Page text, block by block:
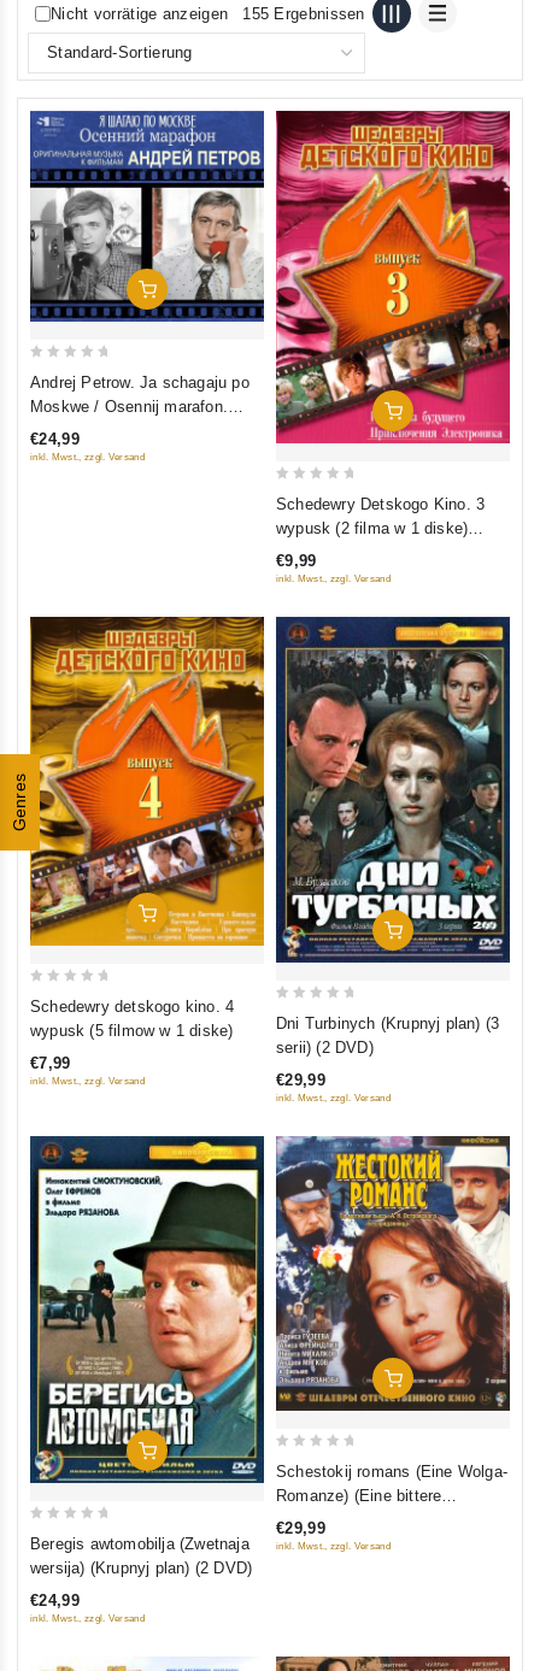
Genres
Nicht vorrätige anzeigen 155 Ergebnissen
In Den Warenkorb
5
Andrej Petrow. Ja schagaju po
Moskwe / Osennij marafon.
Originalnaja musyka k filmam
€24,99
inkl. Mwst., zzgl. Versand
In Den Warenkorb
5
Schedewry Detskogo Kino. 3
wypusk (2 filma w 1 diske)
(Gostja is buduschtschego.
Prikljutschenija Elektronika)
€9,99
inkl. Mwst., zzgl. Versand
In Den Warenkorb
5
Schedewry detskogo kino. 4
wypusk (5 filmow w 1 diske)
€7,99
inkl. Mwst., zzgl. Versand
In Den Warenkorb
5
Dni Turbinych (Krupnyj plan) (3
serii) (2 DVD)
€29,99
inkl. Mwst., zzgl. Versand
In Den Warenkorb
5
Beregis awtomobilja (Zwetnaja
wersija) (Krupnyj plan) (2 DVD)
€24,99
inkl. Mwst., zzgl. Versand
In Den Warenkorb
5
Schestokij romans (Eine Wolga-
Romanze) (Eine bittere
Romanze) (Blu-Ray)
€29,99
inkl. Mwst., zzgl. Versand